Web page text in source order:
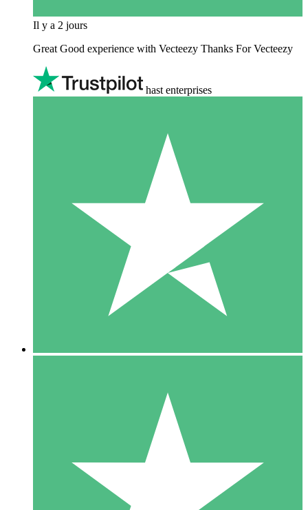
Il y a 2 jours
Great Good experience with Vecteezy Thanks For Vecteezy
hast enterprises